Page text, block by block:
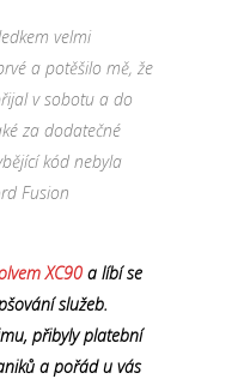
velmi
a potěšilo mě, že
v sobotu a do
za dodatečné
kód nebyla
Fusion
XC90 a líbí se
služeb.
přibyly platební
a pořád u vás